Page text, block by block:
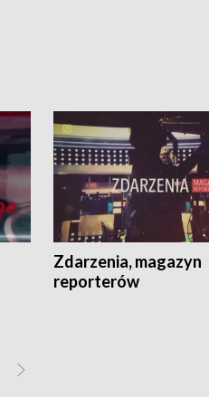
Zdarzenia, magazyn
reporterów